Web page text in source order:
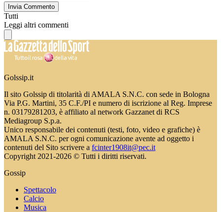
Invia Commento
Tutti
Leggi altri commenti
Golssip.it
Il sito Golssip di titolarità di AMALA S.N.C. con sede in Bologna
Via P.G. Martini, 35 C.F./PI e numero di iscrizione al Reg. Imprese
n. 03179281203, è affiliato al network Gazzanet di RCS
Mediagroup S.p.a.
Unico responsabile dei contenuti (testi, foto, video e grafiche) è
AMALA S.N.C. per ogni comunicazione avente ad oggetto i
contenuti del Sito scrivere a fcinter1908it@pec.it
Copyright 2021-2026 © Tutti i diritti riservati.
Gossip
Spettacolo
Calcio
Musica